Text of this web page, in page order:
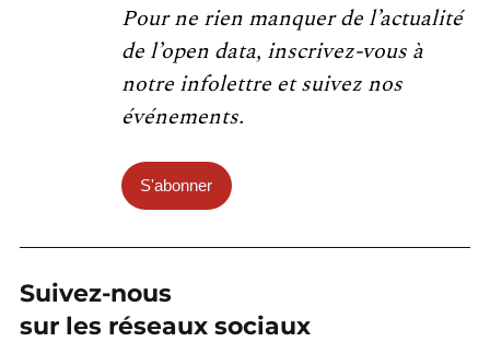
Pour ne rien manquer de l’actualité
de l’open data, inscrivez-vous à
notre infolettre et suivez nos
événements.
S'abonner
Suivez-nous
sur les réseaux sociaux